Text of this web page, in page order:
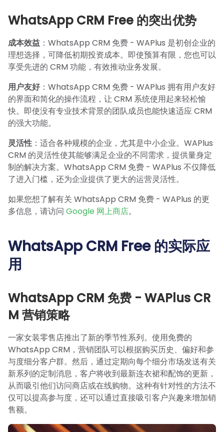
WhatsApp CRM Free 的突出优势
成本效益 ：WhatsApp CRM 免费 - WAPlus 是初创企业的
理想选择，可降低初期投资成本。即使预算有限，您也可以
享受先进的 CRM 功能，有效推动业务发展。
用户友好：WhatsApp CRM 免费 - WAPlus 拥有用户友好
的界面和简化的操作流程，让 CRM 系统使用起来轻松愉
快。即使没有专业技术背景的团队成员也能快速适应 CRM
的强大功能。
灵活性 ：适合各种规模的企业，尤其是中小企业。WAPlus
CRM 的灵活性使其能够满足企业的不同需求，提供量身定
制的解决方案。WhatsApp CRM 免费 - WAPlus 不仅降低
了进入门槛，还为企业提供了更大的运营灵活性。
如果您想了解有关 WhatsApp CRM 免费 - WAPlus 的更
多信息，请访问 Google 网上商店。
WhatsApp CRM Free 的实际应
用
WhatsApp CRM 免费 - WAPlus CR
M 营销策略
一家女装零售店推出了新的季节性系列。使用免费的
WhatsApp CRM，营销团队可以根据购买历史、偏好和参
与度细分客户群。然后，通过定期向每个细分市场发送有关
新系列的定制消息，客户将收到最新连衣裙和配饰的更新，
从而吸引他们访问商店或在线购物。这种有针对性的方法不
仅可以提高参与度，还可以通过直接吸引客户兴趣来增加销
售额。